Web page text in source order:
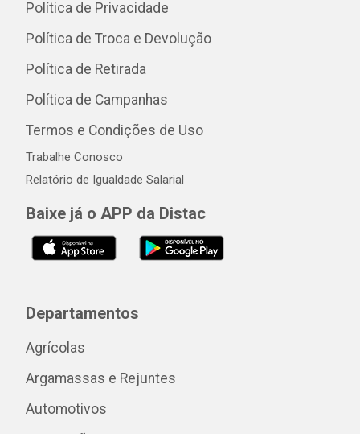
Política de Privacidade
Política de Troca e Devolução
Política de Retirada
Política de Campanhas
Termos e Condições de Uso
Trabalhe Conosco
Relatório de Igualdade Salarial
Baixe já o APP da Distac
Departamentos
Agrícolas
Argamassas e Rejuntes
Automotivos